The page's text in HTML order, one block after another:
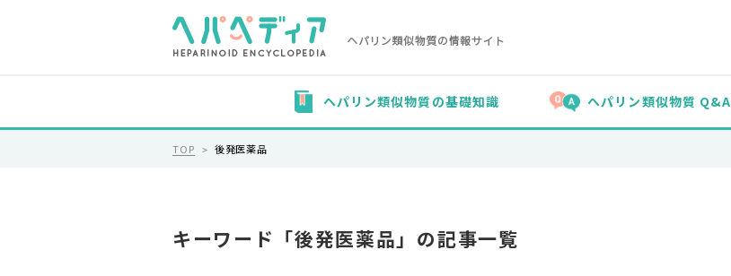
ヘパリン類似物質の基礎知識 ヘパリン類似物質 Q&A
TOP 後発医薬品
キーワード「後発医薬品」の記事一覧